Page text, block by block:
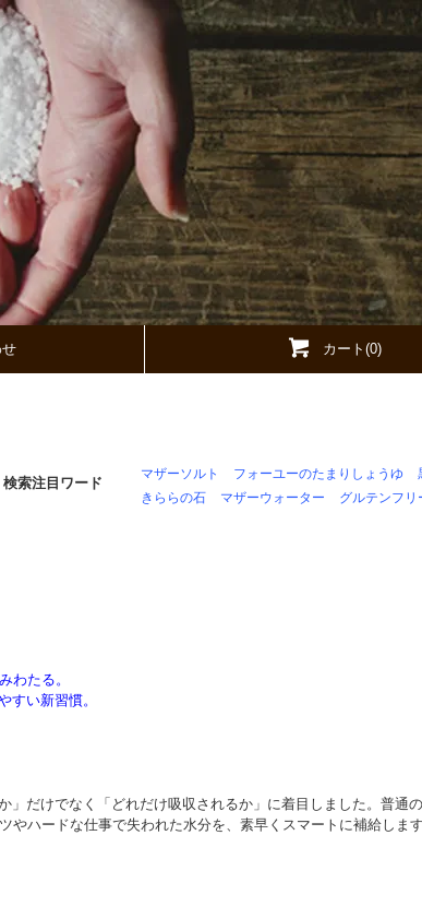
カート(0)
検索注目ワード
マザーソルト フォーユーのたまりしょうゆ
きららの石
マザーウォーター グルテンフリ
わたる。
すい新習慣。
」だけでなく「どれだけ吸収されるか」に着目しました。普通
ハードな仕事で失われた水分を、素早くスマートに補給します